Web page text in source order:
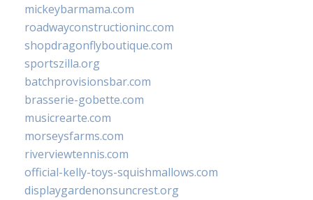
mickeybarmama.com
roadwayconstructioninc.com
shopdragonflyboutique.com
sportszilla.org
batchprovisionsbar.com
brasserie-gobette.com
musicrearte.com
morseysfarms.com
riverviewtennis.com
official-kelly-toys-squishmallows.com
displaygardenonsuncrest.org